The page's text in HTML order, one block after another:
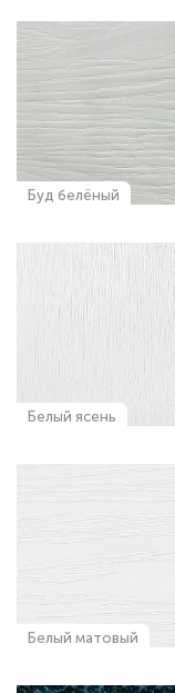
Буд белёный
Белый ясень
Белый матовый